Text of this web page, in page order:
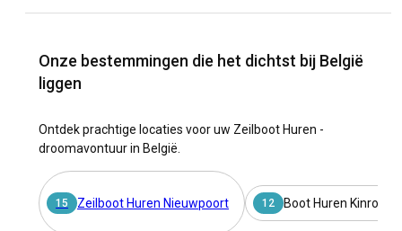
Onze bestemmingen die het dichtst bij België
liggen
Ontdek prachtige locaties voor uw Zeilboot Huren -
droomavontuur in België.
15 Zeilboot Huren Nieuwpoort 12 Boot Huren Kinrooi